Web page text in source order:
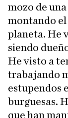
mozo de
montando
planeta. He
siendo
He visto a
trabajando
estupendos
burguesas.
que han